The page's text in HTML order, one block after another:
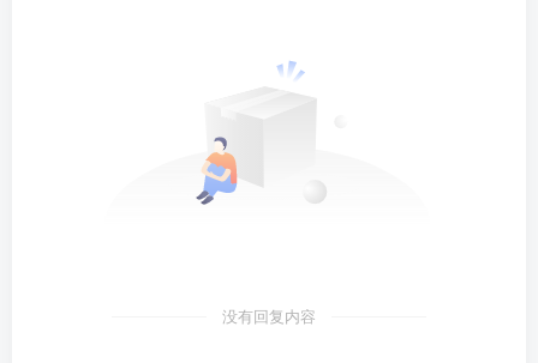
没有回复内容